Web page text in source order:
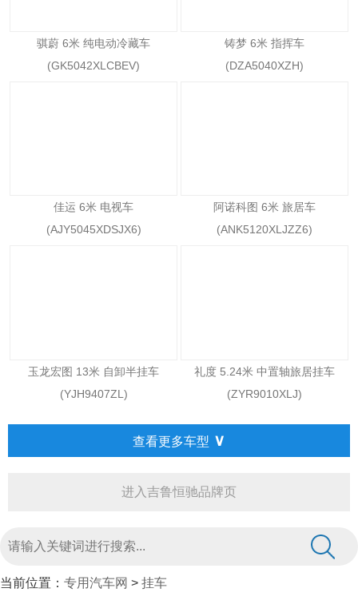
骐蔚 6米 纯电动冷藏车
(GK5042XLCBEV)
铸梦 6米 指挥车
(DZA5040XZH)
佳运 6米 电视车
(AJY5045XDSJX6)
阿诺科图 6米 旅居车
(ANK5120XLJZZ6)
玉龙宏图 13米 自卸半挂车
(YJH9407ZL)
礼度 5.24米 中置轴旅居挂车
(ZYR9010XLJ)
查看更多车型 ∨
进入吉鲁恒驰品牌页
当前位置： 专用汽车网 > 挂车